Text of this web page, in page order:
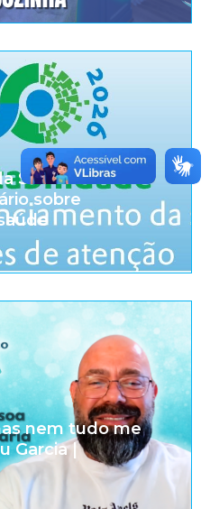
SPDM Afiliadas
sobre
nem tudo me
Garcia |